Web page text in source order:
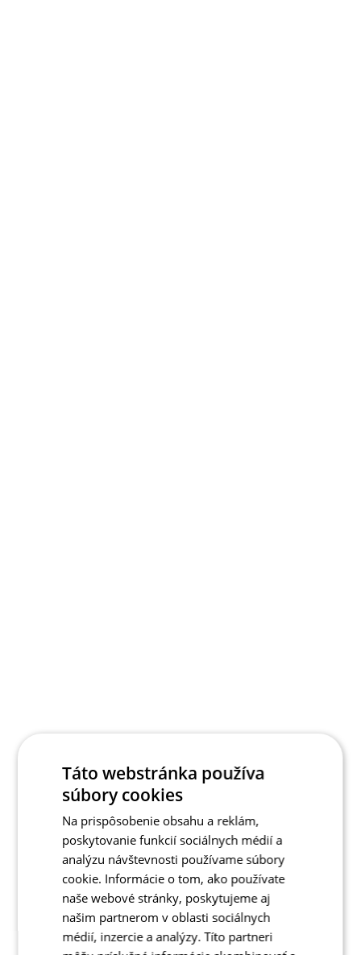
Táto webstránka používa
súbory cookies
Na prispôsobenie obsahu a reklám,
poskytovanie funkcií sociálnych médií a
analýzu návštevnosti používame súbory
cookie. Informácie o tom, ako používate
naše webové stránky, poskytujeme aj
našim partnerom v oblasti sociálnych
médií, inzercie a analýzy. Títo partneri